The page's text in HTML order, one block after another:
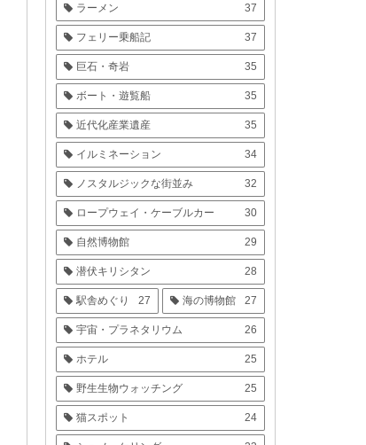
ラーメン 37
フェリー乗船記 37
巨石・奇岩 35
ボート・遊覧船 35
近代化産業遺産 35
イルミネーション 34
ノスタルジックな街並み 32
ロープウェイ・ケーブルカー 30
自然博物館 29
潜伏キリシタン 28
駅舎めぐり 27 海の博物館 27
宇宙・プラネタリウム 26
ホテル 25
野生生物ウォッチング 25
猫スポット 24